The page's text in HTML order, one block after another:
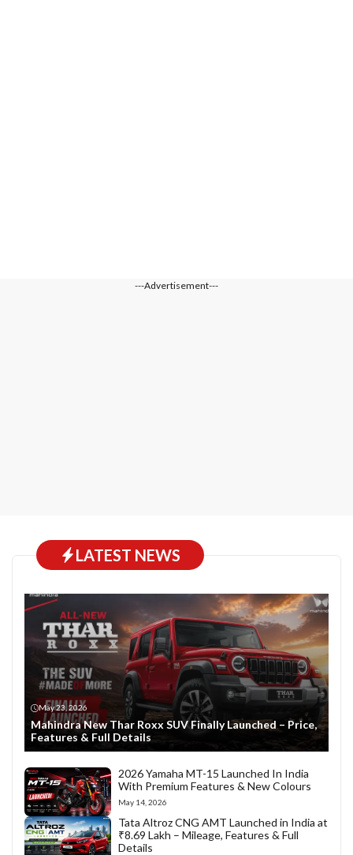
---Advertisement---
LATEST NEWS
May 23, 2026
Mahindra New Thar Roxx SUV Finally Launched – Price,
Features & Full Details
2026 Yamaha MT-15 Launched In India
With Premium Features & New Colours
May 14, 2026
Tata Altroz CNG AMT Launched in India at
₹8.69 Lakh – Mileage, Features & Full
Details